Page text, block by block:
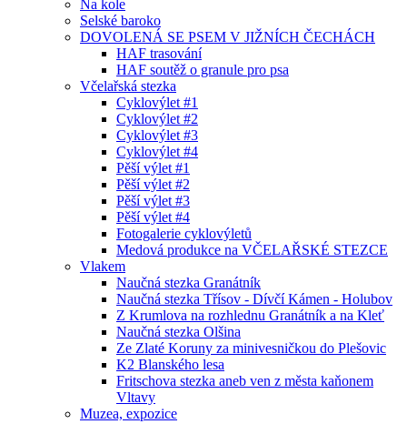
Na kole
Selské baroko
DOVOLENÁ SE PSEM V JIŽNÍCH ČECHÁCH
HAF trasování
HAF soutěž o granule pro psa
Včelařská stezka
Cyklovýlet #1
Cyklovýlet #2
Cyklovýlet #3
Cyklovýlet #4
Pěší výlet #1
Pěší výlet #2
Pěší výlet #3
Pěší výlet #4
Fotogalerie cyklovýletů
Medová produkce na VČELAŘSKÉ STEZCE
Vlakem
Naučná stezka Granátník
Naučná stezka Třísov - Dívčí Kámen - Holubov
Z Krumlova na rozhlednu Granátník a na Kleť
Naučná stezka Olšina
Ze Zlaté Koruny za minivesničkou do Plešovic
K2 Blanského lesa
Fritschova stezka aneb ven z města kaňonem
Vltavy
Muzea, expozice